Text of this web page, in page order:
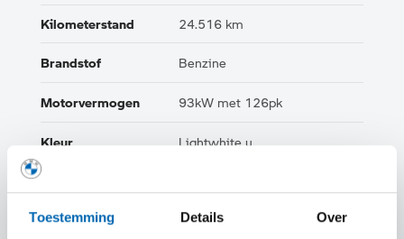
Toestemming Details Over
Kilometerstand 24.516 km
Brandstof Benzine
Motorvermogen 93kW met 126pk
Kleur Lightwhite u